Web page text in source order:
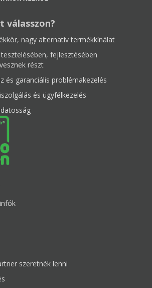
válasszon?
nagy alternatív termékkínálat
fejlesztésében
részt
és garanciális problémakezelés
és ügyfélkezelés
szeretnék lenni